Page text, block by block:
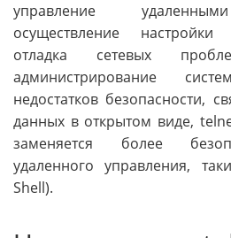
управление
осуществление настройки
отладка сетевых
администрирование
недостатков безопасности,
данных в открытом виде,
заменяется более
удаленного управления,
Shell).